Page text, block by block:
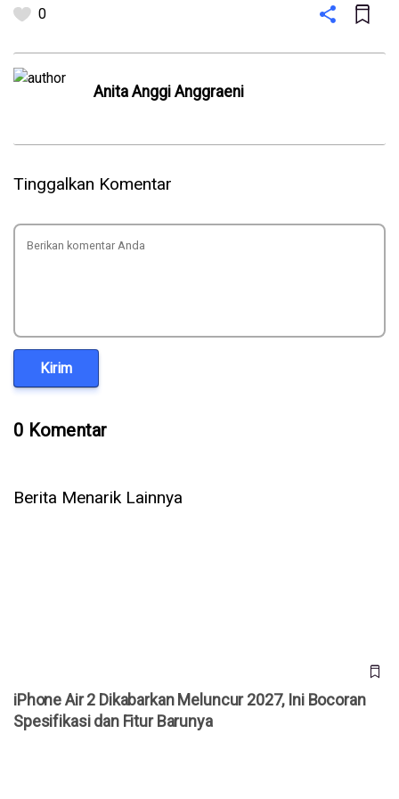
0
Anita Anggi Anggraeni
Tinggalkan Komentar
Kirim
0 Komentar
Berita Menarik Lainnya
iPhone Air 2 Dikabarkan Meluncur 2027, Ini Bocoran
Spesifikasi dan Fitur Barunya